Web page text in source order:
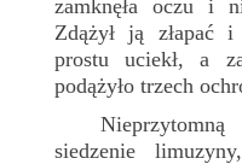
zamknęła oczu i
Zdążył ją złapać
prostu uciekł, a
podążyło trzech
siedzenie